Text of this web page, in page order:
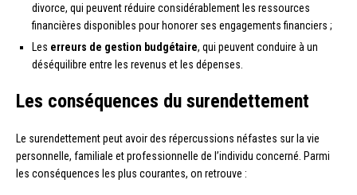
divorce, qui peuvent réduire considérablement les ressources
financières disponibles pour honorer ses engagements financiers ;
Les erreurs de gestion budgétaire, qui peuvent conduire à un
déséquilibre entre les revenus et les dépenses.
Les conséquences du surendettement
Le surendettement peut avoir des répercussions néfastes sur la vie
personnelle, familiale et professionnelle de l’individu concerné. Parmi
les conséquences les plus courantes, on retrouve :